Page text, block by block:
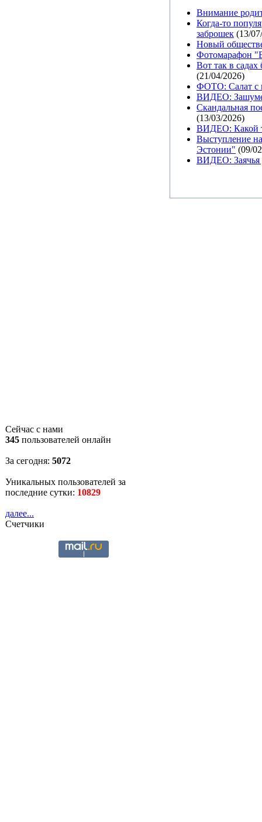
Сейчас с нами
345 пользователей онлайн
За сегодня: 5072
Уникальных пользователей за
последние сутки: 10829
далее...
Счетчики
Внимание
Когда-то
заброшек (13/
Новый
Фотомарафон
Вот так в
(21/04/2026)
ФОТО: Салат с
ВИДЕО:
Скандальная
(13/03/2026)
ВИДЕО: Какой
Выступление
Эстонии" (09/
ВИДЕО: Заячья